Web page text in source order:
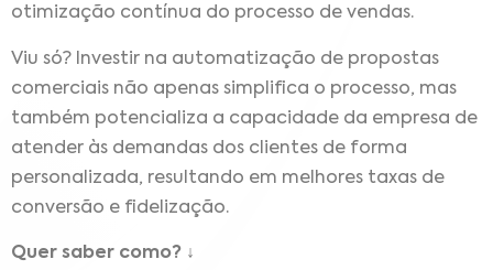
otimização contínua do processo de vendas.
Viu só? Investir na automatização de propostas
comerciais não apenas simplifica o processo, mas
também potencializa a capacidade da empresa de
atender às demandas dos clientes de forma
personalizada, resultando em melhores taxas de
conversão e fidelização.
Quer saber como? ↓